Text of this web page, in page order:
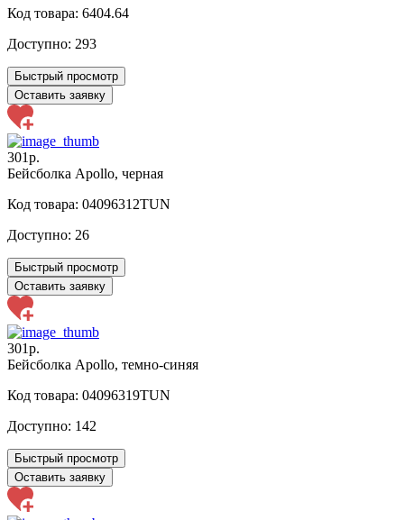
Код товара: 6404.64
Доступно: 293
Быстрый просмотр
Оставить заявку
301р.
Бейсболка Apollo, черная
Код товара: 04096312TUN
Доступно: 26
Быстрый просмотр
Оставить заявку
301р.
Бейсболка Apollo, темно-синяя
Код товара: 04096319TUN
Доступно: 142
Быстрый просмотр
Оставить заявку